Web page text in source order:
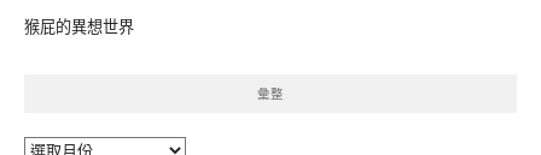
猴屁的異想世界
彙整
彙